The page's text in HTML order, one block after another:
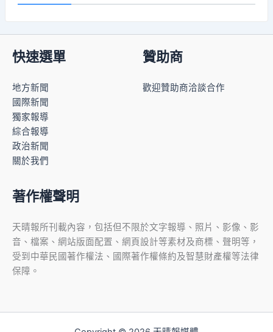
快速選單
地方新聞
國際新聞
獨家報導
綜合報導
政治新聞
關於我們
贊助商
歡迎贊助商洽談合作
著作權聲明
天晴報所刊載內容，包括但不限於文字報導、照片、影像、影
音、檔案、網站版面配置、網頁設計等素材及商標、聲明等，
受到中華民國著作權法、國際著作權條約及智慧財產權等法律
保障。